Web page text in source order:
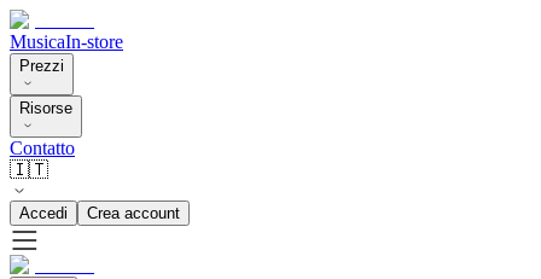
MusicaIn-store
Prezzi
Risorse
Contatto
🇮🇹
Accedi Crea account